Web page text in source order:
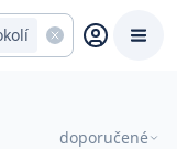
doporučené